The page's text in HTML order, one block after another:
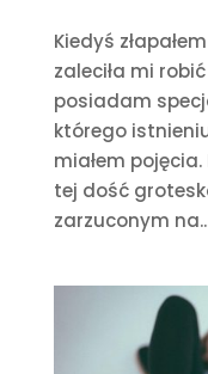
Kiedyś
zaleciła mi
posiadam
którego
miałem
tej dość
zarzuconym